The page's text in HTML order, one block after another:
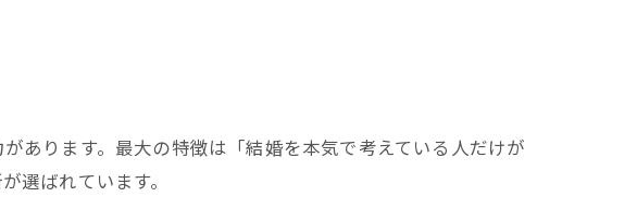
あります。最大の特徴は「結婚を本気で考えている人だけが
選ばれています。